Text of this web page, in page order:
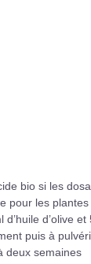
bio si les
pour les
d’olive et
puis à
deux semaines